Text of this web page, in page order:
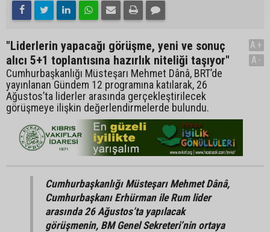
"Liderlerin yapacağı görüşme, yeni ve sonuç
alıcı 5+1 toplantısına hazırlık niteliği taşıyor"
Cumhurbaşkanlığı Müsteşarı Mehmet Dânâ, BRT’de
yayınlanan Gündem 12 programına katılarak, 26
Ağustos’ta liderler arasında gerçekleştirilecek
görüşmeye ilişkin değerlendirmelerde bulundu.
A+
A-
Cumhurbaşkanlığı Müsteşarı Mehmet Dânâ,
Cumhurbaşkanı Erhürman ile Rum lider
arasında 26 Ağustos’ta yapılacak
görüşmenin, BM Genel Sekreteri’nin ortaya